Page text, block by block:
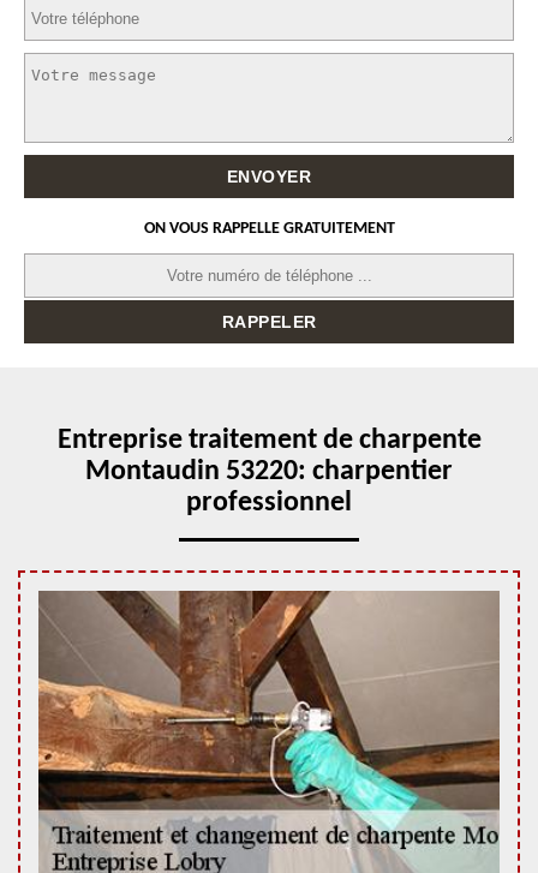
ON VOUS RAPPELLE GRATUITEMENT
Entreprise traitement de charpente
Montaudin 53220: charpentier
professionnel